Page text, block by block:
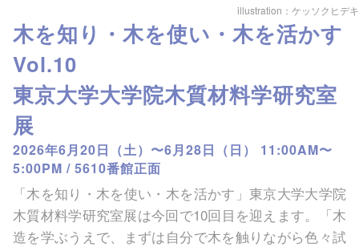
illustration：ケッソクヒデキ
木を知り・木を使い・木を活かす
Vol.10
東京大学大学院木質材料学研究室
展
2026年6月20日（土）〜6月28日（日） 11:00AM〜
5:00PM / 5610番館正面
「木を知り・木を使い・木を活かす」東京大学大学院
木質材料学研究室展は今回で10回目を迎えます。「木
造を学ぶうえで、まずは自分で木を触りながら色々試